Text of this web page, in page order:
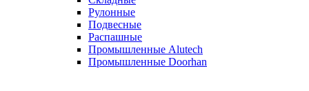
Рулонные
Подвесные
Распашные
Промышленные Alutech
Промышленные Doorhan